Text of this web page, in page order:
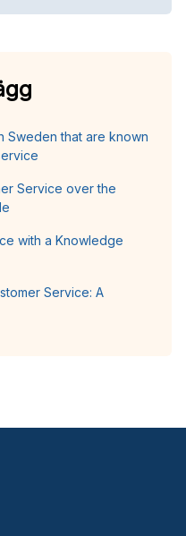
Sweden that are known
Service over the
with a Knowledge
Service: A